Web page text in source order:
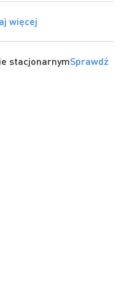
więcej
stacjonarnymSprawdź